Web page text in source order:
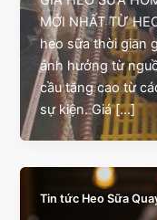
MỚI NHẤT TỪ
heo sữa thời gian
ảnh hưởng từ
cầu tăng cao từ
sự kiện. Giá […]
Tin tức Heo Sữa